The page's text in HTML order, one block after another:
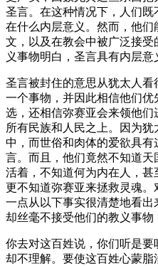
圣言。在这种情况下，人们
在什么内层意义。然而，他
文，以及在教会中被广泛接
义事物明白，圣言具有内层意
圣言被封住的意思从犹太人
一个事物，并因此相信他们
选，还相信弥赛亚会来领他
所有民族和人民之上。因为
中，而世俗和肉体的爱欲具
言。而且，他们竟然不知道
活着，不知道何为内在人，甚
更不知道弥赛亚来拯救灵魂
一点从以下事实很清楚地看出
却丝毫不接受他们的教义事物
你去对这百姓说，你们听是要
却不理解。要使这百姓心蒙